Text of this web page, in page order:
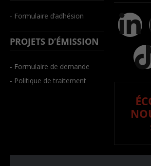
- Formulaire d’adhésion
PROJETS D’ÉMISSION
- Formulaire de demande
- Politique de traitement